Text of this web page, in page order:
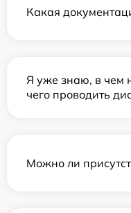
Какая
Я уже знаю, в чем
чего проводить
Можно ли